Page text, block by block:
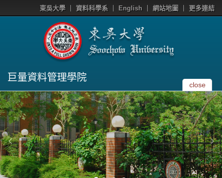
東吳大學 資料科學系 English 網站地圖 更多連結
巨量資料管理學院
close